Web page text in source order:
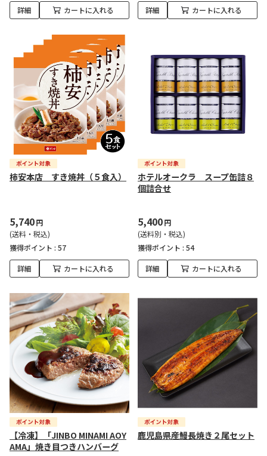
詳細 カートに入れる 詳細 カートに入れる
柿安本店 すき焼丼（５食入）
5,740円
(送料・税込)
獲得ポイント : 57
詳細 カートに入れる
ホテルオークラ スープ缶詰８
個詰合せ
5,400円
(送料別・税込)
獲得ポイント : 54
詳細 カートに入れる
【冷凍】「JINBO MINAMI AOY
AMA」焼き目つきハンバーグ
鹿児島県産鰻長焼き２尾セット